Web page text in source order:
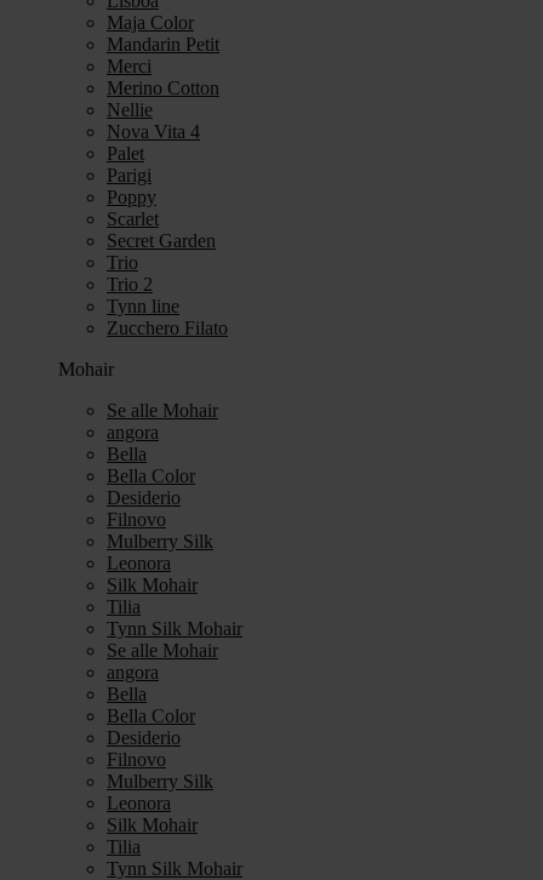
Maja Color
Mandarin Petit
Merci
Merino Cotton
Nellie
Nova Vita 4
Palet
Parigi
Poppy
Scarlet
Secret Garden
Trio
Trio 2
Tynn line
Zucchero Filato
Mohair
Se alle Mohair
angora
Bella
Bella Color
Desiderio
Filnovo
Mulberry Silk
Leonora
Silk Mohair
Tilia
Tynn Silk Mohair
Se alle Mohair
angora
Bella
Bella Color
Desiderio
Filnovo
Mulberry Silk
Leonora
Silk Mohair
Tilia
Tynn Silk Mohair